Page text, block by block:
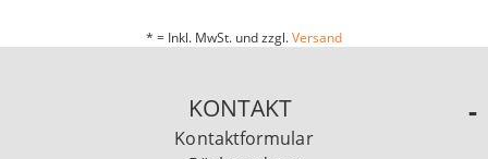
* = Inkl. MwSt. und zzgl.Versand
KONTAKT
Kontaktformular